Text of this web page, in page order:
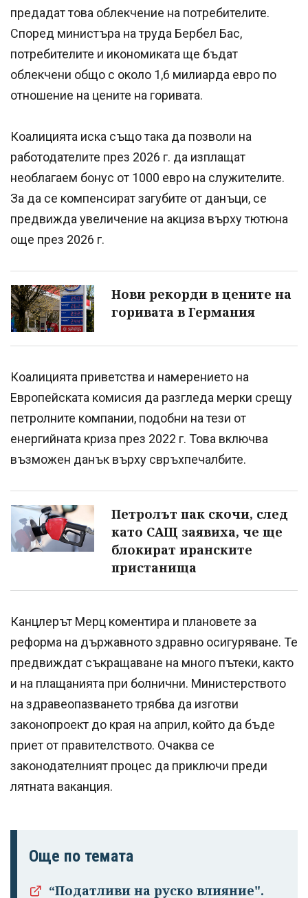
Успешно
предадат това облекчение на потребителите.
Според министъра на труда Бербел Бас,
потребителите и икономиката ще бъдат
облекчени общо с около 1,6 милиарда евро по
отношение на цените на горивата.
Коалицията иска също така да позволи на
работодателите през 2026 г. да изплащат
необлагаем бонус от 1000 евро на служителите.
За да се компенсират загубите от данъци, се
предвижда увеличение на акциза върху тютюна
още през 2026 г.
Нови рекорди в цените на
горивата в Германия
Коалицията приветства и намерението на
Европейската комисия да разгледа мерки срещу
петролните компании, подобни на тези от
енергийната криза през 2022 г. Това включва
възможен данък върху свръхпечалбите.
Петролът пак скочи, след
като САЩ заявиха, че ще
блокират иранските
пристанища
Канцлерът Мерц коментира и плановете за
реформа на държавното здравно осигуряване. Те
предвиждат съкращаване на много пътеки, както
и на плащанията при болнични. Министерството
на здравеопазването трябва да изготви
законопроект до края на април, който да бъде
приет от правителството. Очаква се
законодателният процес да приключи преди
лятната ваканция.
Още по темата
“Податливи на руско влияние".